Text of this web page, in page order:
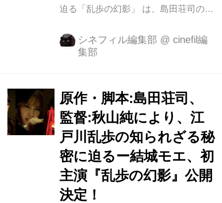
迫る「乱歩の幻影」 は、島田荘司のリ
です。 脚本は島田荘司、監督は「明日
を綴る写真館」「20歳のソウル」の秋
れた主人公、弓子を演じま す。また、
江戸川乱歩役を、高橋克典、謎の女性
芙蓉を、常盤貴子が演じます。 映画
『乱歩の幻影』予告編 プロデューサ
ー,監督の秋山純は、「原作脚本に描か
れる、透明感のある主人公「弓子」
を、 2年間探し求めました。幼い頃か
ら文学に親しみ、本を読むことが日常
シネフィル編集部 @ cinefil編
集部
原作・脚本:島田荘司、
監督:秋山純により、江
戸川乱歩の知られざる秘
密に迫るー結城モエ、初
主演『乱歩の幻影』公開
決定！